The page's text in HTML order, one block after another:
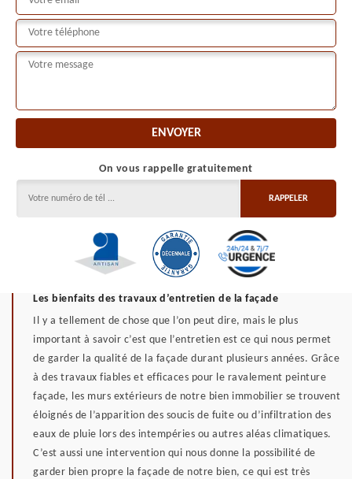
On vous rappelle gratuitement
Les bienfaits des travaux d’entretien de la façade
Il y a tellement de chose que l’on peut dire, mais le plus
important à savoir c’est que l’entretien est ce qui nous permet
de garder la qualité de la façade durant plusieurs années. Grâce
à des travaux fiables et efficaces pour le ravalement peinture
façade, les murs extérieurs de notre bien immobilier se trouvent
éloignés de l’apparition des soucis de fuite ou d’infiltration des
eaux de pluie lors des intempéries ou autres aléas climatiques.
C’est aussi une intervention qui nous donne la possibilité de
garder bien propre la façade de notre bien, ce qui est très